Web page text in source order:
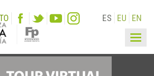
ES EU EN